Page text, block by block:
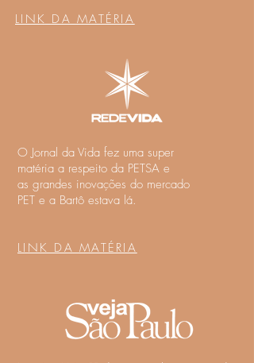
LINK DA MATÉRIA
O Jornal da Vida fez uma super
matéria a respeito da PETSA e
as grandes inovações do mercado
PET e a Bartô estava lá.
LINK DA MATÉRIA